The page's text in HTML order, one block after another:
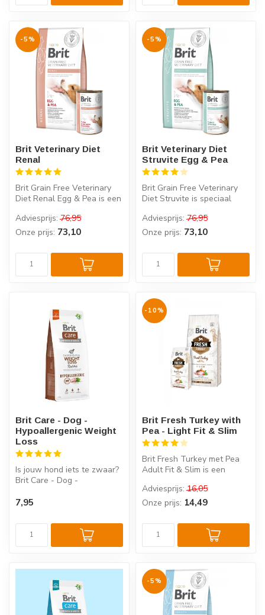
-5%
Brit Veterinary Diet
Renal
Brit Grain Free Veterinary
Diet Renal Egg & Pea is een
Adviesprijs: 76,95
Onze prijs: 73,10
-5%
Brit Veterinary Diet
Struvite Egg & Pea
Brit Grain Free Veterinary
Diet Struvite is speciaal
oplosse...
Adviesprijs: 76,95
Onze prijs: 73,10
Brit Care - Dog -
Hypoallergenic Weight
Loss
Is jouw hond iets te zwaar?
Brit Care - Dog -
een hy...
7,95
-10%
Brit Fresh Turkey with
Pea - Light Fit & Slim
Brit Fresh Turkey met Pea
Adult Fit & Slim is een
vers...
Adviesprijs: 16,05
Onze prijs: 14,49
-5%